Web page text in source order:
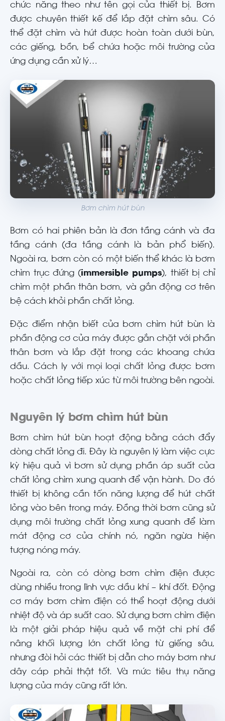
chức năng theo như tên gọi của thiết bị. Bơm
được chuyên thiết kế để lắp đặt chìm sâu. Có
thể đặt chìm và hút được hoàn toàn dưới bùn,
các giếng, bồn, bể chứa hoặc môi trường của
ứng dụng cần xử lý…
Bơm chìm hút bùn
Bơm có hai phiên bản là đơn tầng cánh và đa
tầng cánh (đa tầng cánh là bản phổ biến).
Ngoài ra, bơm còn có một biến thể khác là bơm
chìm trục đứng (immersible pumps), thiết bị chỉ
chìm một phần thân bơm, và gắn động cơ trên
bệ cách khỏi phần chất lỏng.
Đặc điểm nhận biết của bơm chìm hút bùn là
phần động cơ của máy được gắn chặt với phần
thân bơm và lắp đặt trong các khoang chứa
dầu. Cách ly với mọi loại chất lỏng được bơm
hoặc chất lỏng tiếp xúc từ môi trường bên ngoài.
Nguyên lý bơm chìm hút bùn
Bơm chìm hút bùn hoạt động bằng cách đẩy
dòng chất lỏng đi. Đây là nguyên lý làm việc cực
kỳ hiệu quả vì bơm sử dụng phần áp suất của
chất lỏng chìm xung quanh để vận hành. Do đó
thiết bị không cần tốn năng lượng để hút chất
lỏng vào bên trong máy. Đồng thời bơm cũng sử
dụng môi trường chất lỏng xung quanh để làm
mát động cơ của chính nó, ngăn ngừa hiện
tượng nóng máy.
Ngoài ra, còn có dòng bơm chìm điện được
dùng nhiều trong lĩnh vực dầu khí – khí đốt. Động
cơ máy bơm chìm điện có thể hoạt động dưới
nhiệt độ và áp suất cao. Sử dụng bơm chìm điện
là một giải pháp hiệu quả về mặt chi phí để
nâng khối lượng lớn chất lỏng từ giếng sâu,
nhưng đòi hỏi các thiết bị dẫn cho máy bơm như
dây cáp phải thật tốt. Và mức tiêu thụ năng
lượng của máy cũng rất lớn.